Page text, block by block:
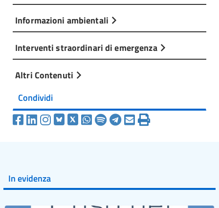
Informazioni ambientali
Interventi straordinari di emergenza
Altri Contenuti
Condividi
In evidenza